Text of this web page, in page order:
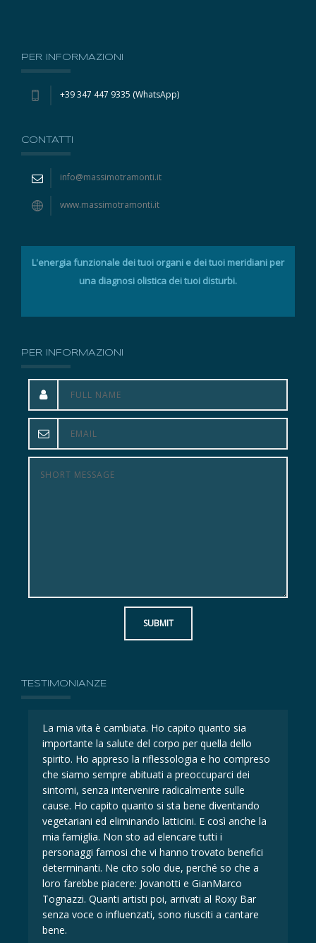
PER INFORMAZIONI
+39 347 447 9335 (WhatsApp)
CONTATTI
info@massimotramonti.it
www.massimotramonti.it
L'energia funzionale dei tuoi organi e dei tuoi meridiani per
una diagnosi olistica dei tuoi disturbi.
PER INFORMAZIONI
SUBMIT
TESTIMONIANZE
La mia vita è cambiata. Ho capito quanto sia
importante la salute del corpo per quella dello
spirito. Ho appreso la riflessologia e ho compreso
che siamo sempre abituati a preoccuparci dei
sintomi, senza intervenire radicalmente sulle
cause. Ho capito quanto si sta bene diventando
vegetariani ed eliminando latticini. E così anche la
mia famiglia. Non sto ad elencare tutti i
personaggi famosi che vi hanno trovato benefici
determinanti. Ne cito solo due, perché so che a
loro farebbe piacere: Jovanotti e GianMarco
Tognazzi. Quanti artisti poi, arrivati al Roxy Bar
senza voce o influenzati, sono riusciti a cantare
bene.